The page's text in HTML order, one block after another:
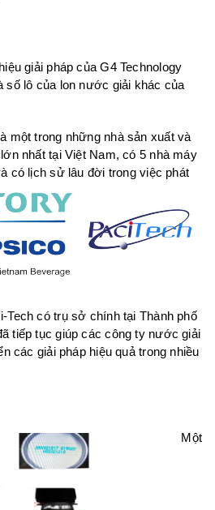
số lô của lon nước giải khác của
một trong những nhà sản xuất và
nhất tại Việt Nam, có 5 nhà máy
có lịch sử lâu đời trong việc phát
Tech có trụ sở chính tại Thành phố
tiếp tục giúp các công ty nước giải
các giải pháp hiệu quả trong nhiều
Một